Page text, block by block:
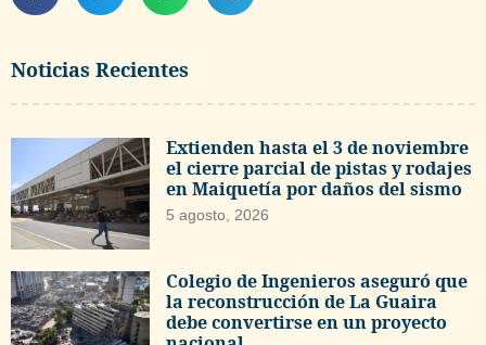
Noticias Recientes
Extienden hasta el 3 de noviembre
el cierre parcial de pistas y rodajes
en Maiquetía por daños del sismo
5 agosto, 2026
Colegio de Ingenieros aseguró que
la reconstrucción de La Guaira
debe convertirse en un proyecto